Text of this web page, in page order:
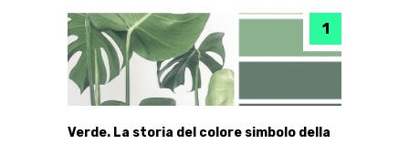
Verde. La storia del colore simbolo della